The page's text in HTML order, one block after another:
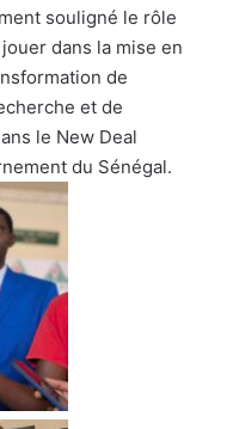
souligné le rôle
dans la mise en
de
et de
le New Deal
du Sénégal.